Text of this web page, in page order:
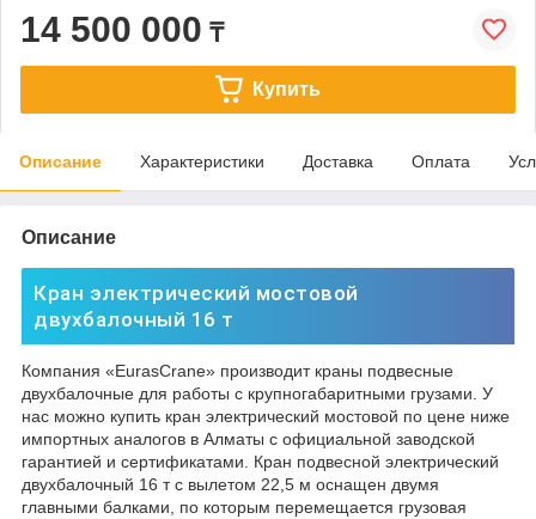
14 500 000 ₸
Купить
Описание Характеристики Доставка Оплата
Описание
Кран электрический мостовой
двухбалочный 16 т
Компания «EurasCrane» производит краны подвесные
двухбалочные для работы с крупногабаритными грузами. У
нас можно купить кран электрический мостовой по цене ниже
импортных аналогов в Алматы с официальной заводской
гарантией и сертификатами. Кран подвесной электрический
двухбалочный 16 т с вылетом 22,5 м оснащен двумя
главными балками, по которым перемещается грузовая